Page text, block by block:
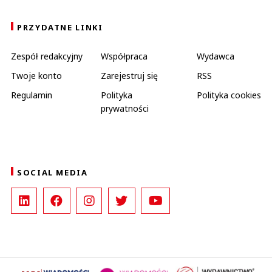
PRZYDATNE LINKI
Zespół redakcyjny Współpraca
Wydawca
Twoje konto
Zarejestruj się
RSS
Regulamin
Polityka
prywatności
Polityka cookies
SOCIAL MEDIA